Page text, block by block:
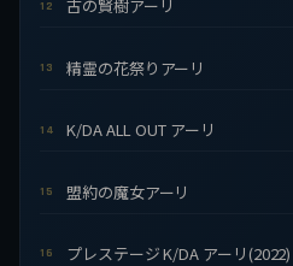
12 古の賢樹アーリ
13 精霊の花祭りアーリ
14 K/DA ALL OUT アーリ
15 盟約の魔女アーリ
16 プレステージ K/DA アーリ(2022)